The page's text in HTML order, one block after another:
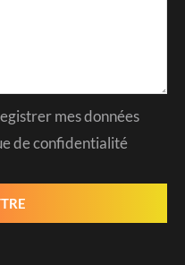
mes données
de confidentialité